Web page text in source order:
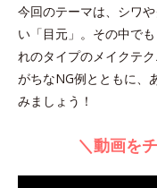
今回のテーマは、シワ
い「目元」。その中で
れのタイプのメイクテ
がちなNG例とともに、
みましょう！
＼動画を